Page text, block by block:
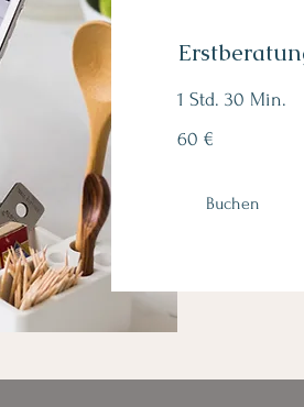
1 Std. 30 Min.
Euro
60 €
Buchen